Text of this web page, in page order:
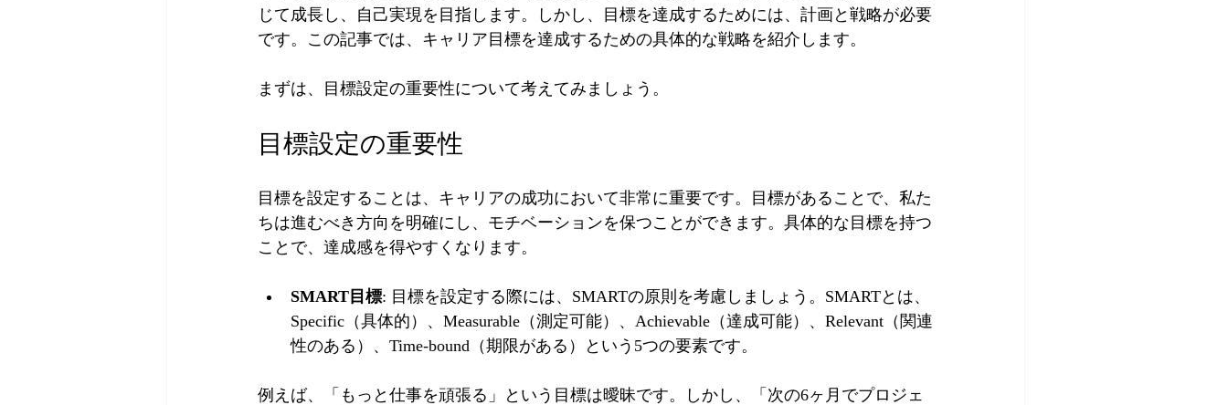
じて成長し、自己実現を目指します。しかし、目標を達成するためには、計画と戦略が必要
です。この記事では、キャリア目標を達成するための具体的な戦略を紹介します。
まずは、目標設定の重要性について考えてみましょう。
目標設定の重要性
目標を設定することは、キャリアの成功において非常に重要です。目標があることで、私た
ちは進むべき方向を明確にし、モチベーションを保つことができます。具体的な目標を持つ
ことで、達成感を得やすくなります。
SMART目標: 目標を設定する際には、SMARTの原則を考慮しましょう。SMARTとは、
Specific（具体的）、Measurable（測定可能）、Achievable（達成可能）、Relevant（関連
性のある）、Time-bound（期限がある）という5つの要素です。
例えば、「もっと仕事を頑張る」という目標は曖昧です。しかし、「次の6ヶ月でプロジェ